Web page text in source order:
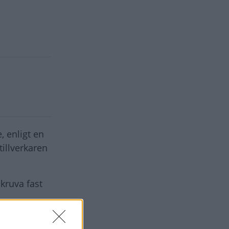
enligt en
fast
tiden